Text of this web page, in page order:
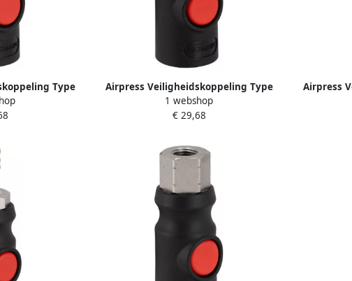
Type
43E803
Airpress Veiligheidskoppeling Type
Euro 3 8” buitendraad 43E853
1 webshop
€ 29,68
Airpress
Euro 1